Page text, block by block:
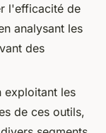
l'efficacité de
analysant les
des
exploitant les
de ces outils,